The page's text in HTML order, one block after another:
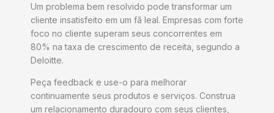
Um problema bem resolvido pode transformar um
cliente insatisfeito em um fã leal. Empresas com forte
foco no cliente superam seus concorrentes em
80% na taxa de crescimento de receita, segundo a
Deloitte.
Peça feedback e use-o para melhorar
continuamente seus produtos e serviços. Construa
um relacionamento duradouro com seus clientes,